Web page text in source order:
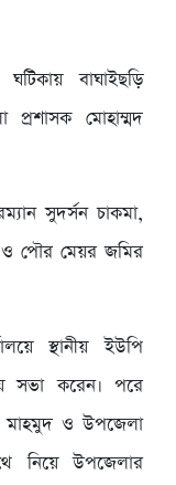
বাঘাইছড়ি
মোহাম্মদ
সুদর্সন চাকমা,
ও পৌর মেয়র জমির
স্থানীয় ইউপি
সভা করেন। পরে
মাহমুদ ও উপজেলা
নিয়ে উপজেলার